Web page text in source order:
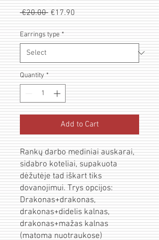
€20.00 Regular
€17.90
Earrings type *
Quantity *
Add to Cart
Rankų darbo mediniai auskarai,
sidabro koteliai, supakuota
dėžutėje tad iškart tiks
dovanojimui. Trys opcijos:
Drakonas+drakonas,
drakonas+didelis kalnas,
drakonas+mažas kalnas
(matoma nuotraukose)